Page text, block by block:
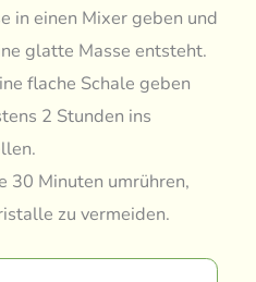
in einen Mixer geben und
glatte Masse entsteht.
flache Schale geben
2 Stunden ins
30 Minuten umrühren,
zu vermeiden.